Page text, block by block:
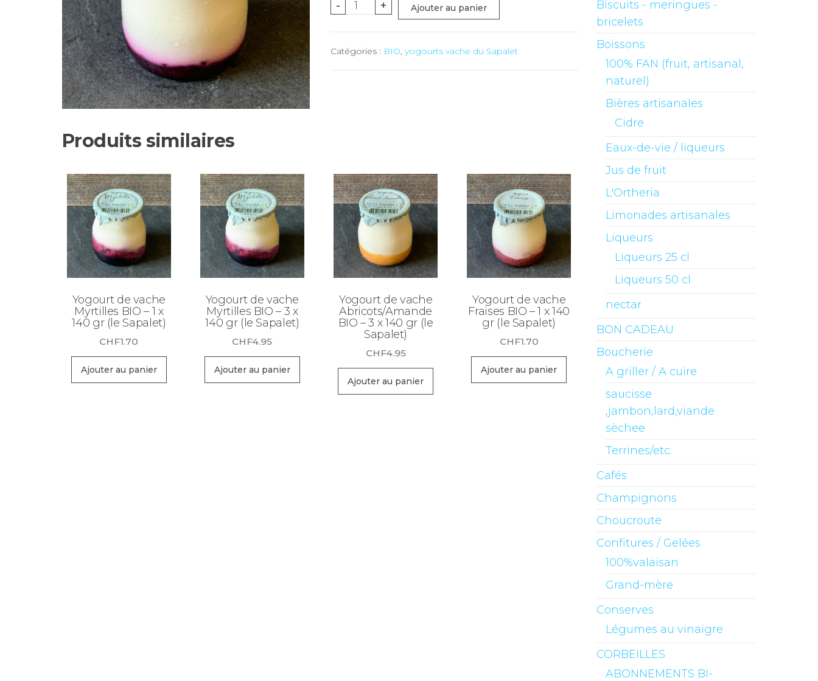
-
quantité
de
140
gr
(le
Sapalet)
+ Ajouter au panier
Catégories : BIO, yogourts vache du Sapalet
Produits similaires
Yogourt de vache
Myrtilles BIO – 1 x
140 gr (le Sapalet)
CHF1.70
Ajouter au panier
Yogourt de vache
Myrtilles BIO – 3 x
140 gr (le Sapalet)
CHF4.95
Ajouter au panier
Yogourt de vache
Abricots/Amande
BIO – 3 x 140 gr (le
Sapalet)
CHF4.95
Ajouter au panier
Yogourt de vache
Fraises BIO – 1 x 140
gr (le Sapalet)
CHF1.70
Ajouter au panier
Biscuits - meringues -
bricelets
Boissons
100% FAN (fruit, artisanal,
naturel)
Bières artisanales
Cidre
Eaux-de-vie / liqueurs
Jus de fruit
L'Ortheria
Limonades artisanales
Liqueurs
Liqueurs 25 cl
Liqueurs 50 cl
nectar
BON CADEAU
Boucherie
A griller / A cuire
saucisse
,jambon,lard,viande
sèchee
Terrines/etc.
Cafés
Champignons
Choucroute
Confitures / Gelées
100%valaisan
Grand-mère
Conserves
Légumes au vinaigre
CORBEILLES
ABONNEMENTS BI-